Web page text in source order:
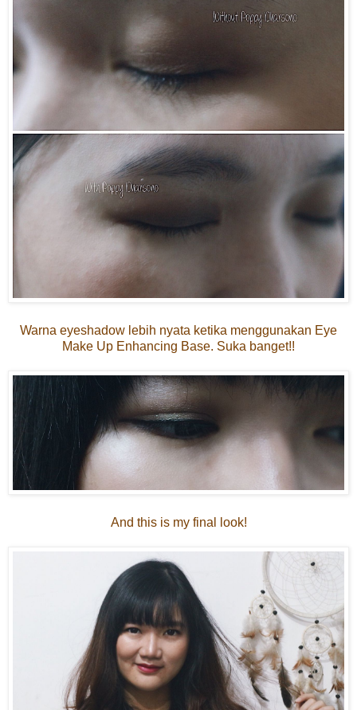
Warna eyeshadow lebih nyata ketika menggunakan Eye
Make Up Enhancing Base. Suka banget!!
And this is my final look!